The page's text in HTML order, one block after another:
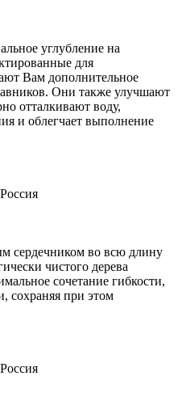
углубление на
для
Вам дополнительное
Они также улучшают
отталкивают воду,
и облегчает выполнение
сердечником во всю длину
чистого дерева
сочетание гибкости,
сохраняя при этом